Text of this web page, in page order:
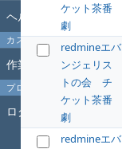
ヘルプ
カスタムクエリ
作業時間
プロフィール
ログイン
ケット茶番
劇
redmineエバ
ンジェリス
トの会 チ
ケット茶番
劇
redmineエバ